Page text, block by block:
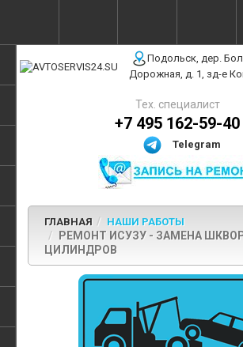
Подольск, дер.
Дорожная, д. 1, зд-е
Тех. специалист
+7 495 162-59-40
Telegram
ГЛАВНАЯ НАШИ РАБОТЫ
РЕМОНТ ИСУЗУ - ЗАМЕНА
ЦИЛИНДРОВ